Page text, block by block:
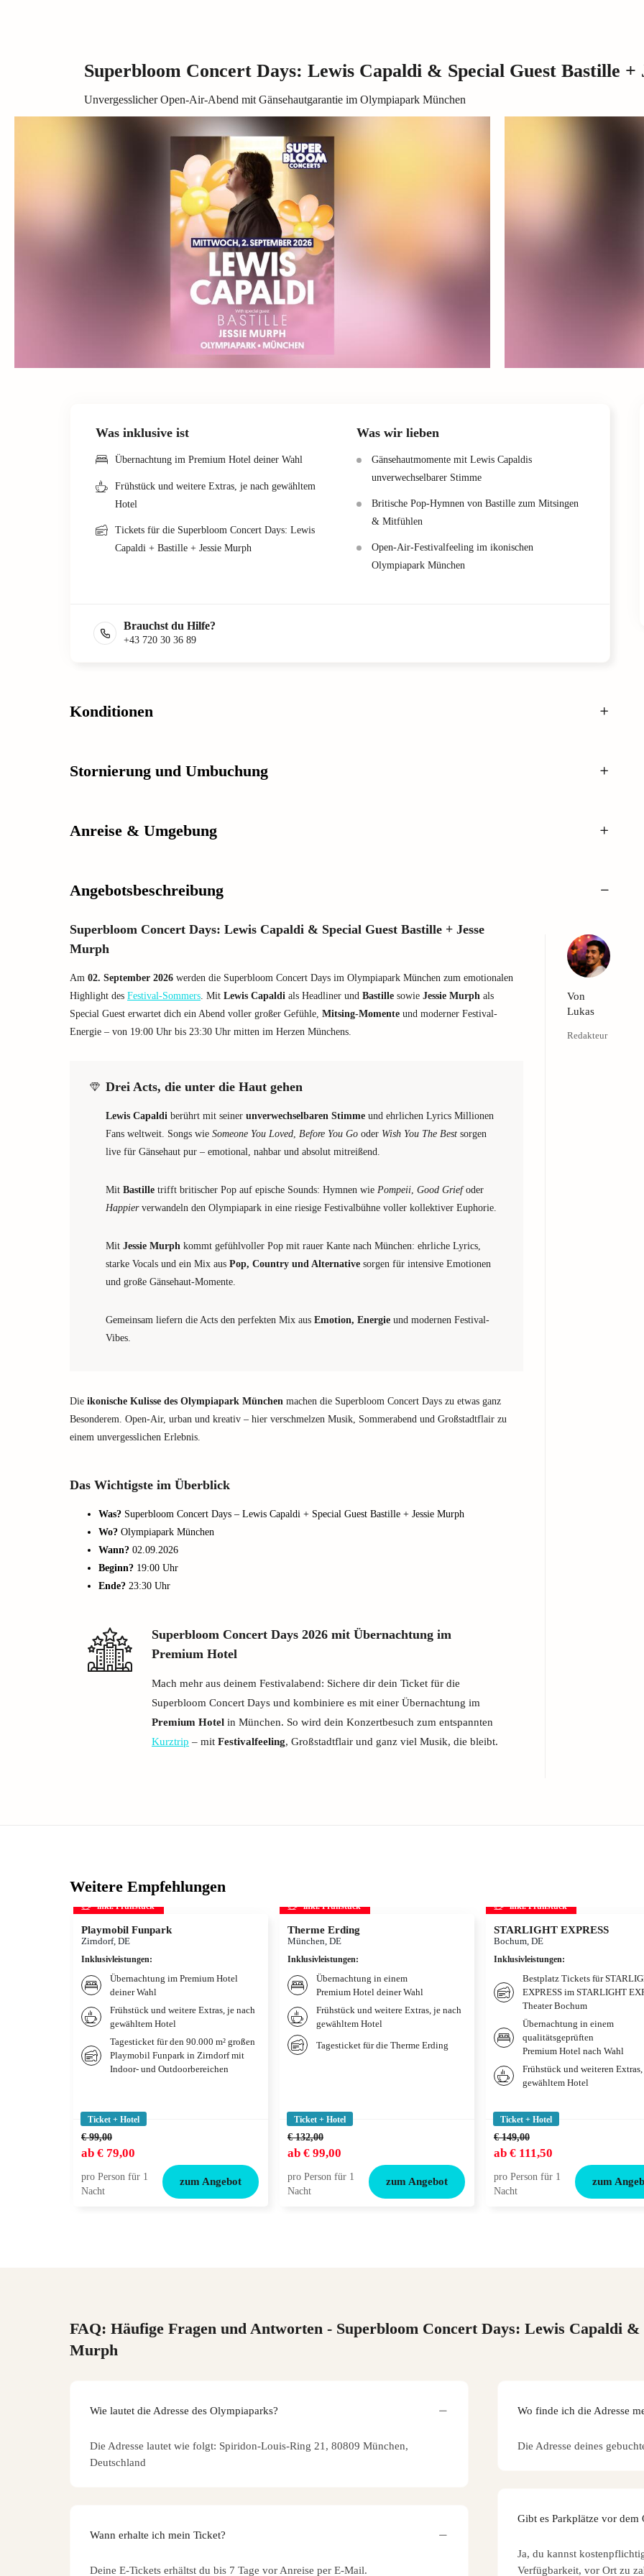
Superbloom Concert Days: Lewis Capaldi & Special Guest Bastille +
Unvergesslicher Open-Air-Abend mit Gänsehautgarantie im Olympiapark München
Was inklusive ist
Übernachtung im Premium Hotel deiner Wahl
Frühstück und weitere Extras, je nach gewähltem
Hotel
Tickets für die Superbloom Concert Days: Lewis
Capaldi + Bastille + Jessie Murph
Was wir lieben
Gänsehautmomente mit Lewis Capaldis
unverwechselbarer Stimme
Britische Pop-Hymnen von Bastille zum Mitsingen
& Mitfühlen
Open-Air-Festivalfeeling im ikonischen
Olympiapark München
Brauchst du Hilfe?
+43 720 30 36 89
Konditionen
Stornierung und Umbuchung
Anreise & Umgebung
Angebotsbeschreibung
Superbloom Concert Days: Lewis Capaldi & Special Guest Bastille + Jesse
Murph
Am 02. September 2026 werden die Superbloom Concert Days im Olympiapark München zum emotionalen
Highlight des Festival-Sommers. Mit Lewis Capaldi als Headliner und Bastille sowie Jessie Murph als
Special Guest erwartet dich ein Abend voller großer Gefühle, Mitsing-Momente und moderner Festival-
Energie – von 19:00 Uhr bis 23:30 Uhr mitten im Herzen Münchens.
Drei Acts, die unter die Haut gehen
Lewis Capaldi berührt mit seiner unverwechselbaren Stimme und ehrlichen Lyrics Millionen
Fans weltweit. Songs wie Someone You Loved, Before You Go oder Wish You The Best sorgen
live für Gänsehaut pur – emotional, nahbar und absolut mitreißend.
Mit Bastille trifft britischer Pop auf epische Sounds: Hymnen wie Pompeii, Good Griefoder
Happierverwandeln den Olympiapark in eine riesige Festivalbühne voller kollektiver Euphorie.
Mit Jessie Murph kommt gefühlvoller Pop mit rauer Kante nach München: ehrliche Lyrics,
starke Vocals und ein Mix aus Pop, Country und Alternative sorgen für intensive Emotionen
und große Gänsehaut-Momente.
Gemeinsam liefern die Acts den perfekten Mix aus Emotion, Energie und modernen Festival-
Vibes.
Die ikonische Kulisse des Olympiapark München machen die Superbloom Concert Days zu etwas ganz
Besonderem. Open-Air, urban und kreativ – hier verschmelzen Musik, Sommerabend und Großstadtflair zu
einem unvergesslichen Erlebnis.
Das Wichtigste im Überblick
Was? Superbloom Concert Days – Lewis Capaldi + Special Guest Bastille + Jessie Murph
Wo? Olympiapark München
Wann? 02.09.2026
Beginn? 19:00 Uhr
Ende? 23:30 Uhr
Superbloom Concert Days 2026 mit Übernachtung im
Premium Hotel
Mach mehr aus deinem Festivalabend: Sichere dir dein Ticket für die
Superbloom Concert Days und kombiniere es mit einer Übernachtung im
Premium Hotel in München. So wird dein Konzertbesuch zum entspannten
Kurztrip – mit Festivalfeeling, Großstadtflair und ganz viel Musik, die bleibt.
Von
Lukas
Redakteur
Weitere Empfehlungen
inkl. Frühstück
Playmobil Funpark
Zirndorf, DE
Inklusivleistungen:
Übernachtung im Premium Hotel
deiner Wahl
Frühstück und weitere Extras, je nach
gewähltem Hotel
Tagesticket für den 90.000 m² großen
Playmobil Funpark in Zirndorf mit
Indoor- und Outdoorbereichen
Ticket + Hotel
€ 99,00
ab € 79,00
pro Person für 1
Nacht
zum Angebot
inkl. Frühstück
Therme Erding
München, DE
Inklusivleistungen:
Übernachtung in einem
Premium Hotel deiner Wahl
Frühstück und weitere Extras, je nach
gewähltem Hotel
Tagesticket für die Therme Erding
Ticket + Hotel
€ 132,00
ab € 99,00
pro Person für 1
Nacht
zum Angebot
inkl. Frühstück
STARLIGHT EXPRESS
Bochum, DE
Inklusivleistungen:
Bestplatz Tickets für
EXPRESS im STARLIGHT
Theater Bochum
Übernachtung in einem
qualitätsgeprüften
Premium Hotel nach Wahl
Frühstück und weiteren
gewähltem Hotel
Ticket + Hotel
€ 149,00
ab € 111,50
pro Person für 1
Nacht
zum
FAQ: Häufige Fragen und Antworten - Superbloom Concert Days: Lewis Capaldi &
Murph
Wie lautet die Adresse des Olympiaparks?
Die Adresse lautet wie folgt: Spiridon-Louis-Ring 21, 80809 München,
Deutschland
Wann erhalte ich mein Ticket?
Deine E-Tickets erhältst du bis 7 Tage vor Anreise per E-Mail.
Wo finde ich die Adresse
Die Adresse deines
Gibt es Parkplätze vor dem
Ja, du kannst
Verfügbarkeit, vor Ort zu